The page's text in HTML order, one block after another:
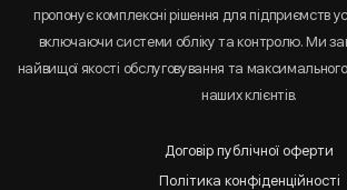
пропонує комплексні рішення для підприємств
включаючи системи обліку та контролю. Ми
найвищої якості обслуговування та
наших клієнтів.
Договір публічної оферти
Політика конфіденційності